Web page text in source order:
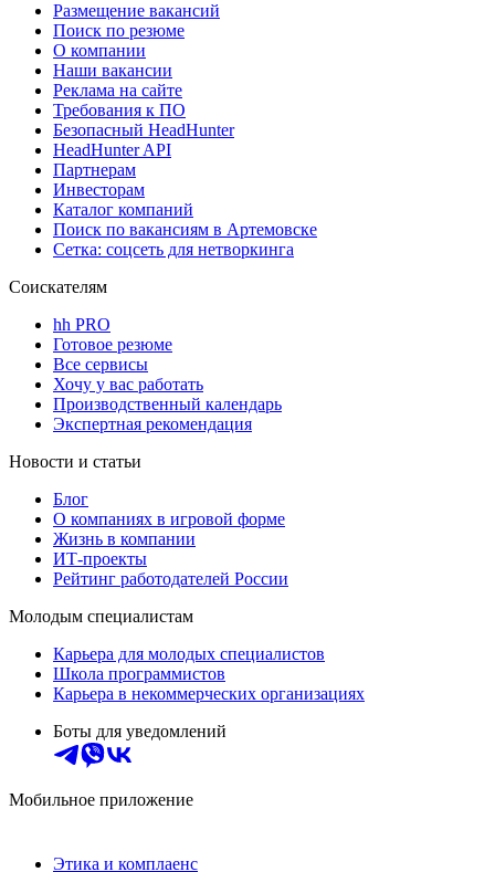
Размещение вакансий
Поиск по резюме
О компании
Наши вакансии
Реклама на сайте
Требования к ПО
Безопасный HeadHunter
HeadHunter API
Партнерам
Инвесторам
Каталог компаний
Поиск по вакансиям в Артемовске
Сетка: соцсеть для нетворкинга
Соискателям
hh PRO
Готовое резюме
Все сервисы
Хочу у вас работать
Производственный календарь
Экспертная рекомендация
Новости и статьи
Блог
О компаниях в игровой форме
Жизнь в компании
ИТ-проекты
Рейтинг работодателей России
Молодым специалистам
Карьера для молодых специалистов
Школа программистов
Карьера в некоммерческих организациях
Боты для уведомлений
Мобильное приложение
Этика и комплаенс